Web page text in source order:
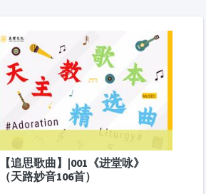
【追思歌曲】|001《进堂咏》
（天路妙音106首）